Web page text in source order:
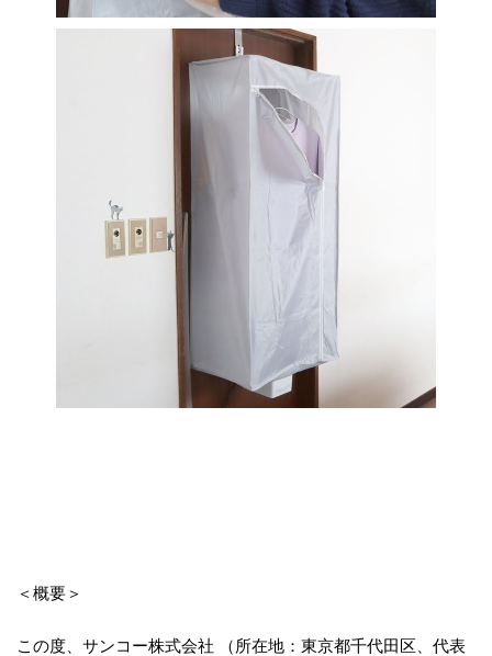
＜概要＞
この度、サンコー株式会社 （所在地：東京都千代田区、代表